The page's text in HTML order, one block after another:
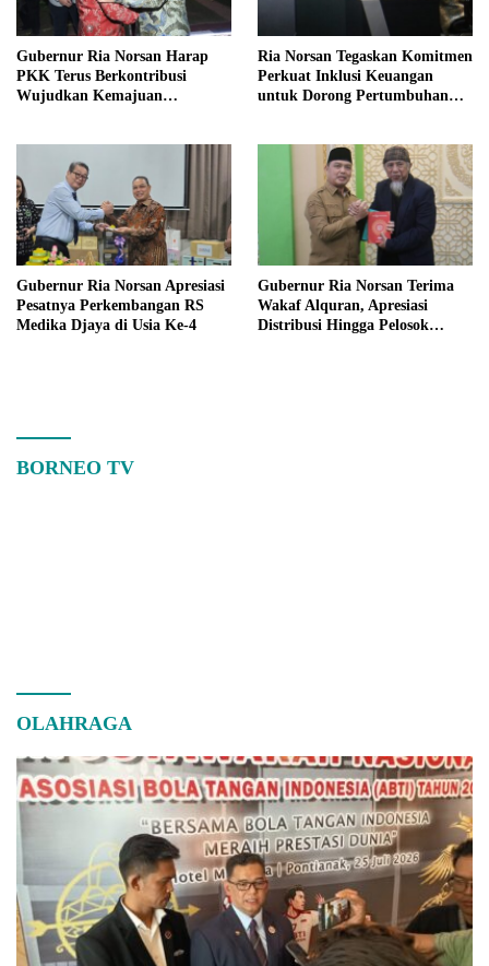
Gubernur Ria Norsan Harap
PKK Terus Berkontribusi
Wujudkan Kemajuan
Ria Norsan Tegaskan Komitmen
Perkuat Inklusi Keuangan
untuk Dorong Pertumbuhan
Gubernur Ria Norsan Apresiasi
Pesatnya Perkembangan RS
Medika Djaya di Usia Ke-4
Gubernur Ria Norsan Terima
Wakaf Alquran, Apresiasi
Distribusi Hingga Pelosok
BORNEO TV
OLAHRAGA